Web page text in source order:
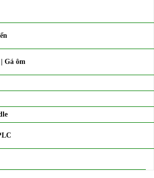
Gá ôm